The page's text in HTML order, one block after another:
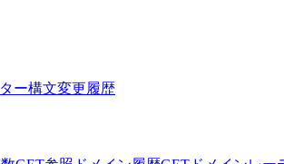
ー構文変更履歴